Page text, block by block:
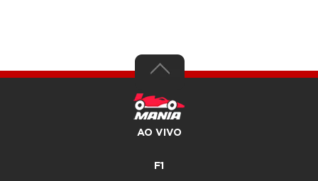
AO VIVO
F1